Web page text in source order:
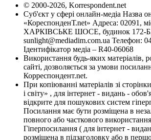
© 2000-2026, Korrespondent.net
Суб'єкт у сфері онлайн-медіа Назва
«КореспонденТ.net» Адреса: 02091,
ХАРКІВСЬКЕ ШОСЕ, будинок 172-Б,
sunlight@mediadim.com.ua Телефон:
Ідентифікатор медіа – R40-06068
Використання будь-яких матеріалів,
сайті, дозволяється за умови
Корреспондент.net.
При копіюванні матеріалів зі
і світу» , для інтернет - видань -
відкрите для пошукових систем
Посилання має бути розміщена в
повного або часткового використання
Гіперпосилання ( для інтернет -
розміщена в підзаголовку або в